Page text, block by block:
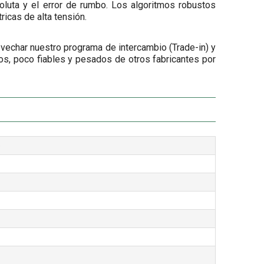
y el error de rumbo. Los algoritmos robustos
de alta tensión.
nuestro programa de intercambio (Trade-in) y
poco fiables y pesados de otros fabricantes por